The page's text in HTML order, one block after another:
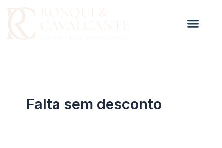
Falta sem desconto